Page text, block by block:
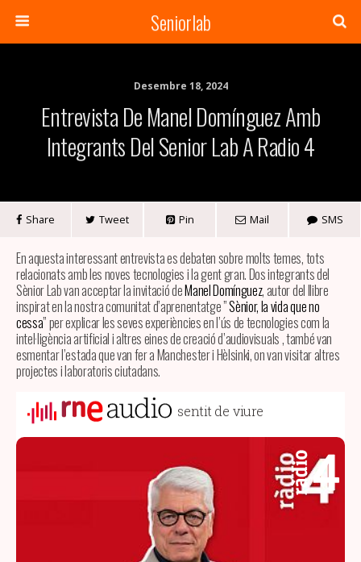
Seniorlab
Desembre 18, 2024
Entrevista De Manel Domínguez Amb
Integrants Del Senior Lab A Radio 4
Share Tweet Pin Mail SMS
En aquesta interessant entrevista es debaten sobre molts temes, tots
relacionats amb les noves tecnologies i la gent gran. Dos integrants del
Sènior Lab van acceptar la invitació deManel Domínguez, autor del llibre
inspirat en la nostra comunitat d’aprenentatge ”Sènior, la vida que no
cessa” per explicar les seves experiències en l’ús de tecnologies com la
intel·ligència artificial i altres eines de creació d’audiovisuals , també van
esmentar l’estada que van fer a Manchester i Hèlsinki, on van visitar altres
projectes i laboratoris ciutadans.